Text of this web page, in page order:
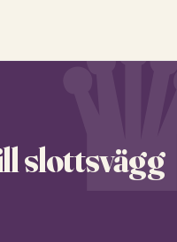
slottsvägg